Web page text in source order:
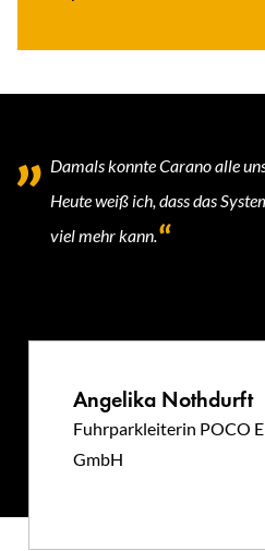
Damals konnte Carano alle
Heute weiß ich, dass das
viel mehr kann.
Angelika Nothdurft
Fuhrparkleiterin POCO
GmbH